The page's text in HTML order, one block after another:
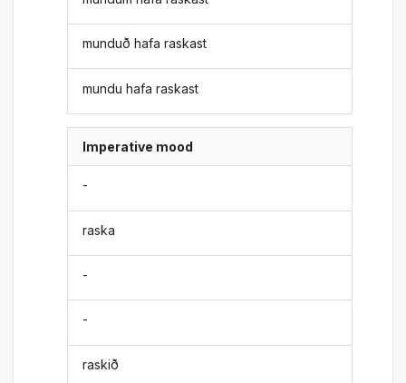
munduð hafa raskast
mundu hafa raskast
Imperative mood
-
raska
-
-
raskið